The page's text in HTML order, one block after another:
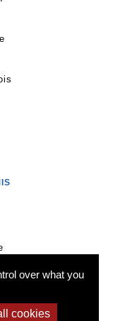
over what you
cookies